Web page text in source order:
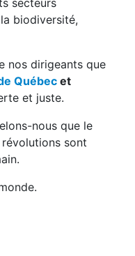
secteurs
biodiversité,
nos dirigeants que
Québec et
et juste.
nous que le
sont